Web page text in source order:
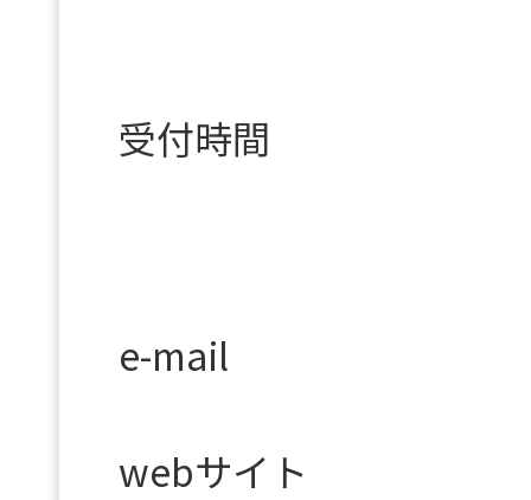
受付時間
e-mail
webサイト